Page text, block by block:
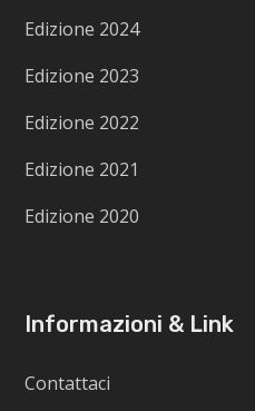
Edizione 2024
Edizione 2023
Edizione 2022
Edizione 2021
Edizione 2020
Informazioni & Link
Contattaci